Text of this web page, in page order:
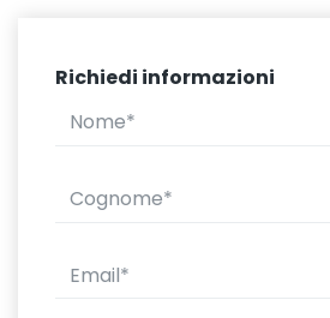
Richiedi informazioni